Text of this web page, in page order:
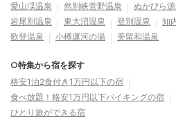
愛山渓温泉
然別峡菅野温泉 ぬかびら
岩尾別温泉
東大沼温泉 登別温泉 知
歌登温泉
小樽運河の湯 美留和温泉
○特集から宿を探す
格安1泊2食付き1万円以下の宿
食べ放題！格安1万円以下バイキングの宿
ひとり旅ができる宿